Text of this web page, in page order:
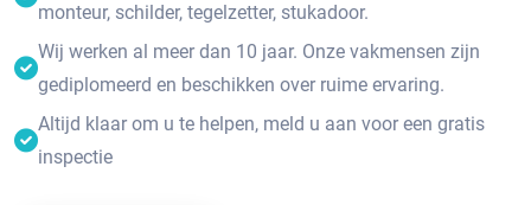
monteur, schilder, tegelzetter, stukadoor.
Wij werken al meer dan 10 jaar. Onze vakmensen zijn
gediplomeerd en beschikken over ruime ervaring.
Altijd klaar om u te helpen, meld u aan voor een gratis
inspectie